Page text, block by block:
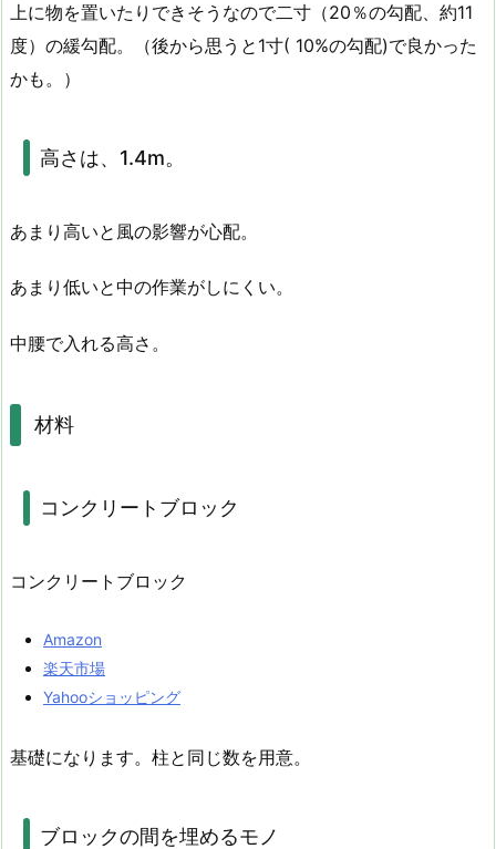
上に物を置いたりできそうなので二寸（20％の勾配、約11
度）の緩勾配。（後から思うと1寸( 10%の勾配)で良かった
かも。）
高さは、1.4m。
あまり高いと風の影響が心配。
あまり低いと中の作業がしにくい。
中腰で入れる高さ。
材料
コンクリートブロック
コンクリートブロック
Amazon
楽天市場
Yahooショッピング
基礎になります。柱と同じ数を用意。
ブロックの間を埋めるモノ